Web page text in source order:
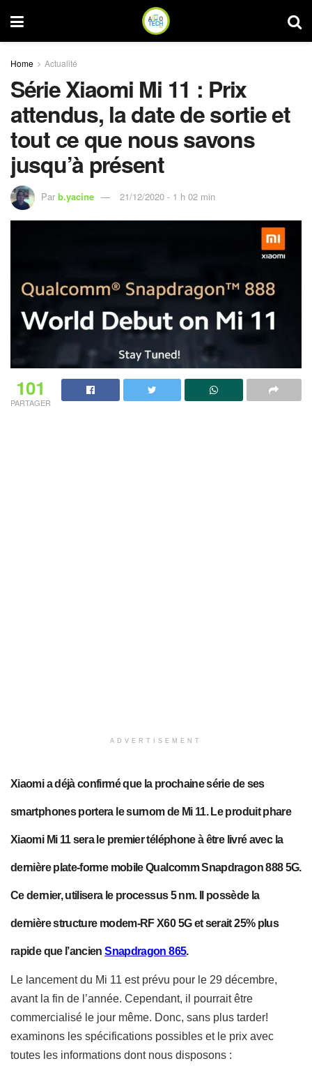
Home Actualité
Série Xiaomi Mi 11 : Prix
attendus, la date de sortie et
tout ce que nous savons
jusqu’à présent
Par b.yacine 21/12/2020 - 1 h 02 min
101
PARTAGER
ADVERTISEMENT
Xiaomi a déjà confirmé que la prochaine série de ses
smartphones portera le surnom de Mi 11. Le produit phare
Xiaomi Mi 11 sera le premier téléphone à être livré avec la
dernière plate-forme mobile Qualcomm Snapdragon 888 5G.
Ce dernier, utilisera le processus 5 nm. Il possède la
dernière structure modem-RF X60 5G et serait 25% plus
rapide que l’ancienSnapdragon 865.
Le lancement du Mi 11 est prévu pour le 29 décembre,
avant la fin de l’année. Cependant, il pourrait être
commercialisé le jour même. Donc, sans plus tarder!
examinons les spécifications possibles et le prix avec
toutes les informations dont nous disposons :